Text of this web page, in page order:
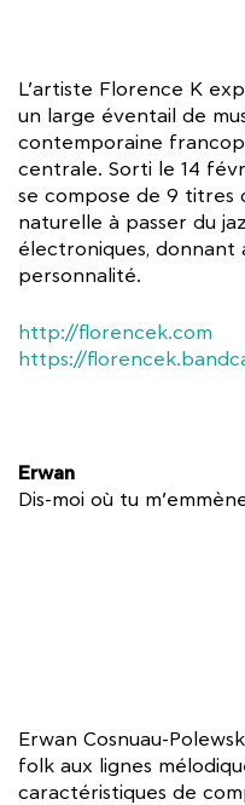
L’artiste Florence K
un large éventail de
contemporaine
centrale. Sorti le 14
se compose de 9 titres
naturelle à passer du
électroniques, donnant
personnalité.
http://florencek.com
https://
Erwan
Dis-moi où tu
Erwan Cosnuau-
folk aux lignes
caractéristiques de